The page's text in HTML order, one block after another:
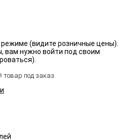
режиме (видите розничные цены).
вам нужно войти под своим
под заказ.